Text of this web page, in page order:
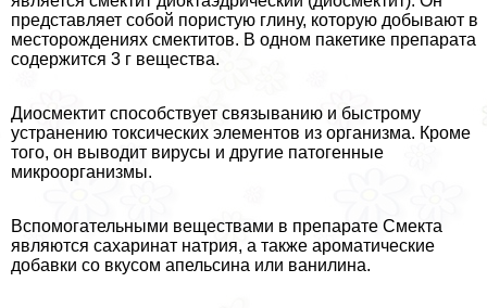
представляет собой пористую глину, которую добывают в
месторождениях смектитов. В одном пакетике препарата
содержится 3 г вещества.
Диосмектит способствует связыванию и быстрому
устранению токсических элементов из организма. Кроме
того, он выводит вирусы и другие патогенные
микроорганизмы.
Вспомогательными веществами в препарате Смекта
являются сахаринат натрия, а также ароматические
добавки со вкусом апельсина или ванилина.